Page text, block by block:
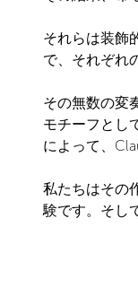
それらは装飾
で、それぞれ
その無数の変
モチーフとし
によって、
私たちはその
験です。そし